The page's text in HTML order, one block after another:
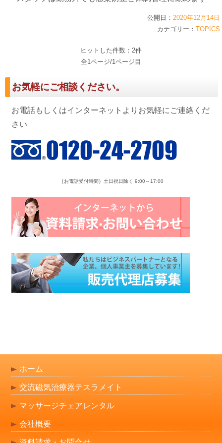
公開日： 2020年12月14日
カテゴリー： TOPICS
ヒットした件数：2件
全1ページ/1ページ目
お気軽にご相談ください。
お電話もしくはインターネットよりお気軽にご連絡くだ
さい
｛お電話受付時間｝土日祝日除く 9:00～17:00
ホーム
交流磁気治療器テスラメイト
マッサージチェアレンタル
会社概要